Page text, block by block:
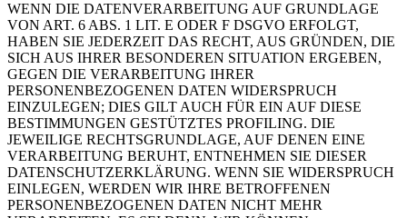
WENN DIE DATENVERARBEITUNG AUF GRUNDLAGE
VON ART. 6 ABS. 1 LIT. E ODER F DSGVO ERFOLGT,
HABEN SIE JEDERZEIT DAS RECHT, AUS GRÜNDEN, DIE
SICH AUS IHRER BESONDEREN SITUATION ERGEBEN,
GEGEN DIE VERARBEITUNG IHRER
PERSONENBEZOGENEN DATEN WIDERSPRUCH
EINZULEGEN; DIES GILT AUCH FÜR EIN AUF DIESE
BESTIMMUNGEN GESTÜTZTES PROFILING. DIE
JEWEILIGE RECHTSGRUNDLAGE, AUF DENEN EINE
VERARBEITUNG BERUHT, ENTNEHMEN SIE DIESER
DATENSCHUTZERKLÄRUNG. WENN SIE WIDERSPRUCH
EINLEGEN, WERDEN WIR IHRE BETROFFENEN
PERSONENBEZOGENEN DATEN NICHT MEHR